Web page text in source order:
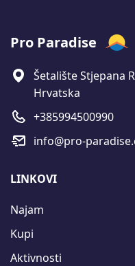
Pro Paradise
Šetalište Stjepana
Hrvatska
+385994500990
info@pro-
LINKOVI
Najam
Kupi
Aktivnosti